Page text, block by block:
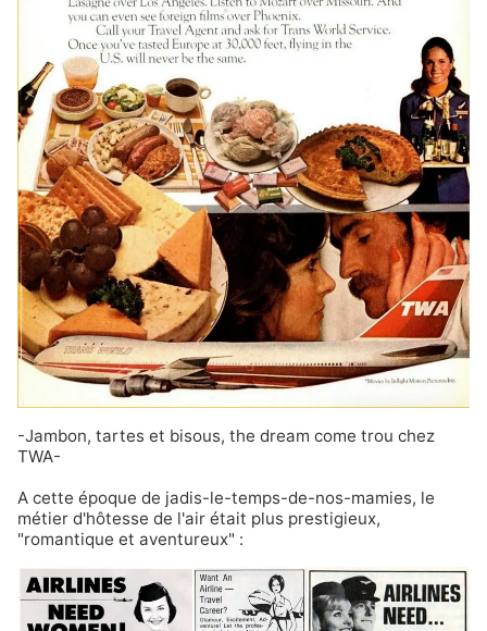
-Jambon, tartes et bisous, the dream come trou chez
TWA-
A cette époque de jadis-le-temps-de-nos-mamies, le
métier d'hôtesse de l'air était plus prestigieux,
"romantique et aventureux" :